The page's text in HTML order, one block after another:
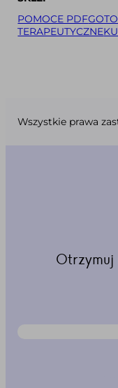
POMOCE PDF
TERAPEUTYCZNE
Wszystkie prawa